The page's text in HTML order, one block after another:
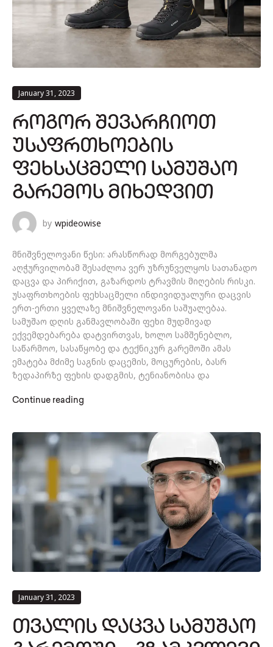
January 31, 2023
ᲠᲝᲒᲝᲠ ᲨᲔᲕᲐᲠᲩᲘᲝᲗ
ᲣᲡᲐᲤᲠᲗᲮᲝᲔᲑᲘᲡ
ᲤᲔᲮᲡᲐᲪᲛᲔᲚᲘ ᲡᲐᲛᲣᲨᲐᲝ
ᲒᲐᲠᲔᲛᲝᲡ ᲛᲘᲮᲔᲓᲕᲘᲗ
by wpideowise
მნიშვნელოვანი წესი: არასწორად მორგებულმა
აღჭურვილობამ შესაძლოა ვერ უზრუნველყოს სათანადო
დაცვა და პირიქით, გაზარდოს ტრავმის მიღების რისკი.
უსაფრთხოების ფეხსაცმელი ინდივიდუალური დაცვის
ერთ-ერთი ყველაზე მნიშვნელოვანი საშუალებაა.
სამუშაო დღის განმავლობაში ფეხი მუდმივად
ექვემდებარება დატვირთვას, ხოლო სამშენებლო,
საწარმოო, სასაწყობე და ტექნიკურ გარემოში ამას
ემატება მძიმე საგნის დაცემის, მოცურების, ბასრ
ზედაპირზე ფეხის დადგმის, ტენიანობისა და
Continue reading
January 31, 2023
ᲗᲕᲐᲚᲘᲡ ᲓᲐᲪᲕᲐ ᲡᲐᲛᲣᲨᲐᲝ